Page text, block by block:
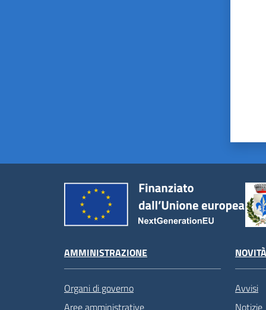
AMMINISTRAZIONE
Organi di governo
NOVITÀ
Avvisi